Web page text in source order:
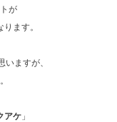
が
ます。
ますが、
アケ 」